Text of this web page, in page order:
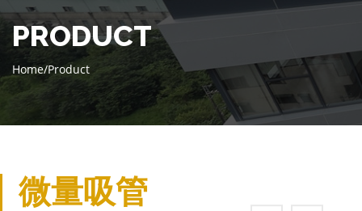
PRODUCT
Home/Product
微量吸管